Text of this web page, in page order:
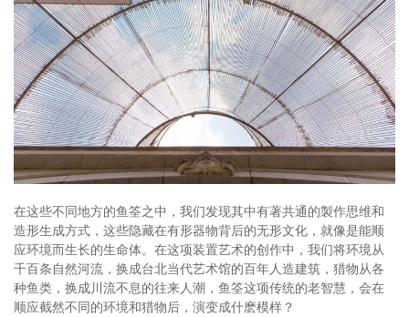
在这些不同地方的鱼筌之中，我们发现其中有著共通的製作思维和
造形生成方式，这些隐藏在有形器物背后的无形文化，就像是能顺
应环境而生长的生命体。在这项装置艺术的创作中，我们将环境从
千百条自然河流，换成台北当代艺术馆的百年人造建筑，猎物从各
种鱼类，换成川流不息的往来人潮，鱼筌这项传统的老智慧，会在
顺应截然不同的环境和猎物后，演变成什麽模样？